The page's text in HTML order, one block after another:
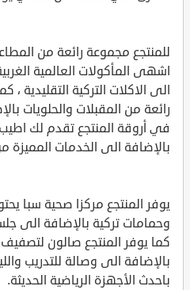
للمنتجع مجموعة رائعة من
اشهى المأكولات العالمية
الى الاكلات التركية التقليدية ،
رائعة من المقبلات والحلويات
في أروقة المنتجع تقدم لك اطيب
بالإضافة الى الخدمات المميزة
يوفر المنتجع مركزا صحية سبا
وحمامات تركية بالإضافة الى
كما يوفر المنتجع صالون لتصفيف
بالإضافة الى وصالة للتدريب
باحدث الأجهزة الرياضية الحديثة.